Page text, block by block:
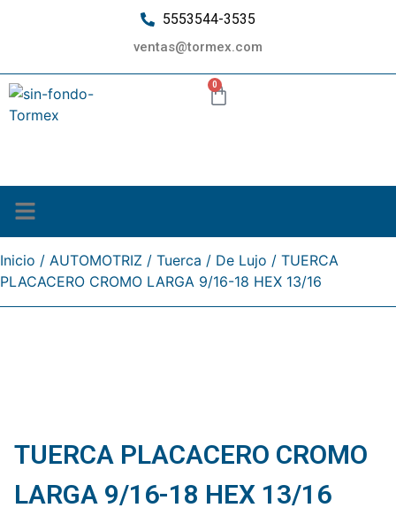
5553544-3535
ventas@tormex.com
0
Inicio / AUTOMOTRIZ / Tuerca / De Lujo / TUERCA
PLACACERO CROMO LARGA 9/16-18 HEX 13/16
TUERCA PLACACERO CROMO
LARGA 9/16-18 HEX 13/16